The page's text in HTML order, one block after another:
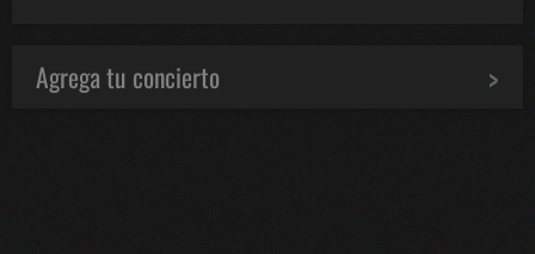
Agrega tu concierto